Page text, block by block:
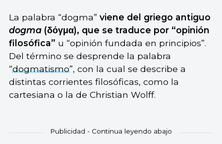
La palabra “dogma” viene del griego antiguo
dogma(δόγμα), que se traduce por “opinión
filosófica” u “opinión fundada en principios”.
Del término se desprende la palabra
“dogmatismo”, con la cual se describe a
distintas corrientes filosóficas, como la
cartesiana o la de Christian Wolff.